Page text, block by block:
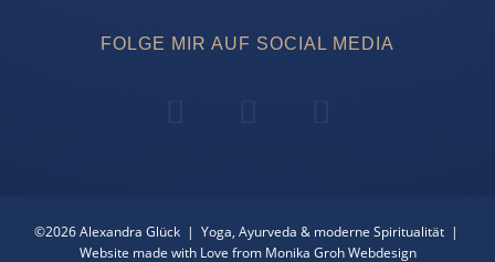
FOLGE MIR AUF SOCIAL MEDIA
©2026 Alexandra Glück | Yoga, Ayurveda & moderne Spiritualität |
Website made with Love from Monika Groh Webdesign